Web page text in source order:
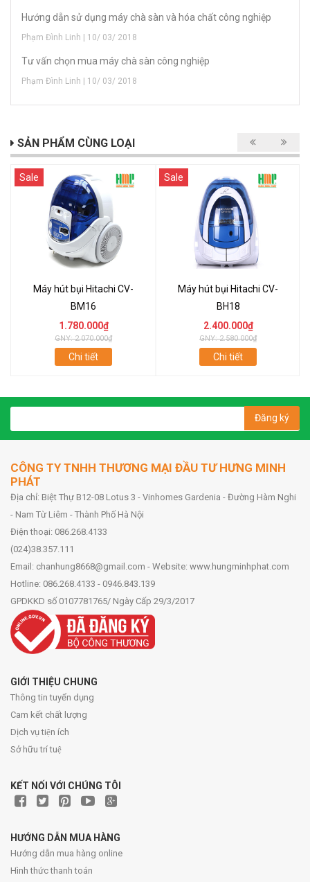
Hướng dẫn sử dụng máy chà sàn và hóa chất công nghiệp
Phạm Đình Linh | 10/ 03/ 2018
Tư vấn chọn mua máy chà sàn công nghiệp
Phạm Đình Linh | 10/ 03/ 2018
SẢN PHẨM CÙNG LOẠI
Sale
Máy hút bụi Hitachi CV-
BM16
1.780.000₫
GNY: 2.070.000₫
Chi tiết
Sale
Máy hút bụi Hitachi CV-
BH18
2.400.000₫
GNY: 2.580.000₫
Chi tiết
Đăng ký
CÔNG TY TNHH THƯƠNG MẠI ĐẦU TƯ HƯNG MINH
PHÁT
Địa chỉ: Biệt Thự B12-08 Lotus 3 - Vinhomes Gardenia - Đường Hàm Nghi
- Nam Từ Liêm - Thành Phố Hà Nội
Điện thoại: 086.268.4133
(024)38.357.111
Email: chanhung8668@gmail.com - Website: www.hungminhphat.com
Hotline: 086.268.4133 - 0946.843.139
GPDKKD số 0107781765/ Ngày Cấp 29/3/2017
GIỚI THIỆU CHUNG
Thông tin tuyển dụng
Cam kết chất lượng
Dịch vụ tiện ích
Sở hữu trí tuệ
KẾT NỐI VỚI CHÚNG TÔI
HƯỚNG DẪN MUA HÀNG
Hướng dẫn mua hàng online
Hình thức thanh toán